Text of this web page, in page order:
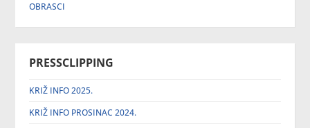
OBRASCI
PRESSCLIPPING
KRIŽ INFO 2025.
KRIŽ INFO PROSINAC 2024.